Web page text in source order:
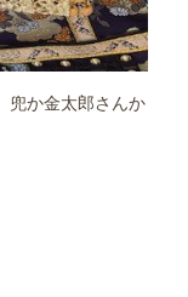
兜か金太郎さんか